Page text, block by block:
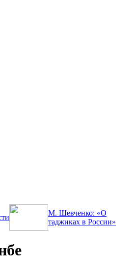
М. Шевченко: «О
таджиках в России»